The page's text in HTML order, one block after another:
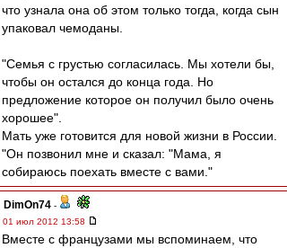
что узнала она об этом только тогда, когда сын
упаковал чемоданы.
"Семья с грустью согласилась. Мы хотели бы,
чтобы он остался до конца года. Но
предложение которое он получил было очень
хорошее".
Мать уже готовится для новой жизни в России.
"Он позвонил мне и сказал: "Мама, я
собираюсь поехать вместе с вами."
DimOn74 -
01 июл 2012 13:58
Вместе с французами мы вспоминаем, что